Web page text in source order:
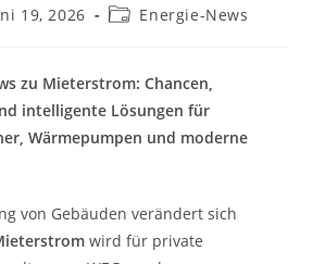
19, 2026
Beitrags-
Energie-News
zu Mieterstrom: Chancen,
intelligente Lösungen für
Wärmepumpen und moderne
von Gebäuden verändert sich
wird für private